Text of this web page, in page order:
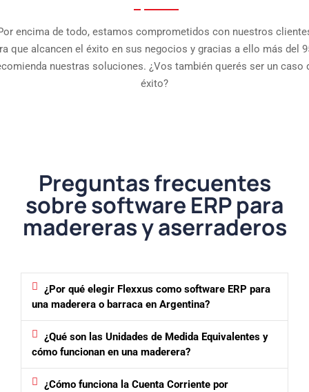
encima de todo, estamos comprometidos con nuestros
que alcancen el éxito en sus negocios y gracias a ello más del
nuestras soluciones. ¿Vos también querés ser un caso
éxito?
Preguntas frecuentes
sobre software ERP para
madereras y aserraderos
¿Por qué elegir Flexxus como software ERP para
una maderera o barraca en Argentina?
¿Qué son las Unidades de Medida Equivalentes y
cómo funcionan en una maderera?
¿Cómo funciona la Cuenta Corriente por